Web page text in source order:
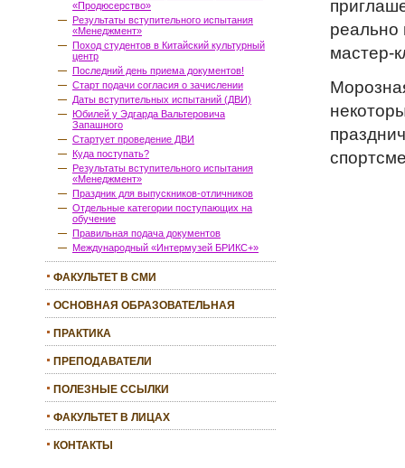
«Продюсерство»
Результаты вступительного испытания
«Менеджмент»
Поход студентов в Китайский культурный
центр
Последний день приема документов!
Старт подачи согласия о зачислении
Даты вступительных испытаний (ДВИ)
Юбилей у Эдгарда Вальтеровича
Запашного
Стартует проведение ДВИ
Куда поступать?
Результаты вступительного испытания
«Менеджмент»
Праздник для выпускников-отличников
Отдельные категории поступающих на
обучение
Правильная подача документов
Международный «Интермузей БРИКС+»
ФАКУЛЬТЕТ В СМИ
ОСНОВНАЯ ОБРАЗОВАТЕЛЬНАЯ
ПРАКТИКА
ПРЕПОДАВАТЕЛИ
ПОЛЕЗНЫЕ ССЫЛКИ
ФАКУЛЬТЕТ В ЛИЦАХ
КОНТАКТЫ
реально
мастер-